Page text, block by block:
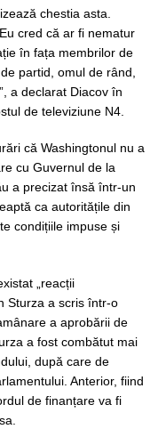
chestia asta.
cred că ar fi nematur
în fața membrilor de
partid, omul de rând,
a declarat Diacov în
de televiziune N4.
că Washingtonul nu a
cu Guvernul de la
a precizat însă într-un
ca autoritățile din
condițiile impuse și
„reacții
Sturza a scris într-o
a aprobării de
a fost combătut mai
după care de
Anterior, fiind
de finanțare va fi